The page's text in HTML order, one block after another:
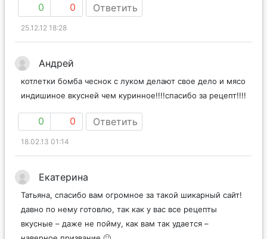
0 0 Ответить
25.12.12 18:28
Андрей
котлетки бомба чеснок с луком делают свое дело и мясо
индишиное вкусней чем куринное!!!!спасибо за рецепт!!!!
0 0 Ответить
18.02.13 01:14
Екатерина
Татьяна, спасибо вам огромное за такой шикарный сайт!
давно по нему готовлю, так как у вас все рецепты
вкусные – даже не пойму, как вам так удается –